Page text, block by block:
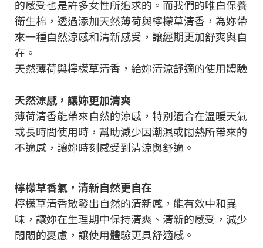
的感受也是許多女性所追求的。而我們的唯白保養
衛生棉，透過添加天然薄荷與檸檬草清香，為妳帶
來一種自然涼感和清新感受，讓經期更加舒爽與自
在。
天然薄荷與檸檬草清香，給妳清涼舒適的使用體驗
天然涼感，讓妳更加清爽
薄荷清香能帶來自然的涼感，特別適合在溫暖天氣
或長時間使用時，幫助減少因潮濕或悶熱所帶來的
不適感，讓妳時刻感受到清涼與舒適。
檸檬草香氣，清新自然更自在
檸檬草清香散發出自然的清新感，能有效中和異
味，讓妳在生理期中保持清爽、清新的感受，減少
悶悶的憂慮，讓使用體驗更具舒適感。